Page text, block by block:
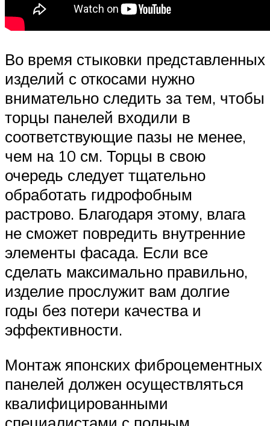
Во время стыковки представленных
изделий с откосами нужно
внимательно следить за тем, чтобы
торцы панелей входили в
соответствующие пазы не менее,
чем на 10 см. Торцы в свою
очередь следует тщательно
обработать гидрофобным
растрово. Благодаря этому, влага
не сможет повредить внутренние
элементы фасада. Если все
сделать максимально правильно,
изделие прослужит вам долгие
годы без потери качества и
эффективности.
Монтаж японских фиброцементных
панелей должен осуществляться
квалифицированными